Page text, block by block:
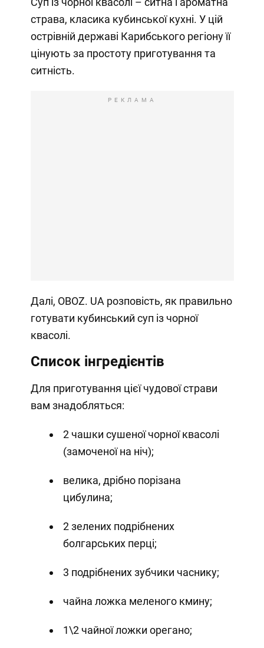
страва, класика кубинської кухні. У цій
острівній державі Карибського регіону її
цінують за простоту приготування та
ситність.
РЕКЛАМА
Далі, OBOZ. UA розповість, як правильно
готувати кубинський суп із чорної
квасолі.
Список інгредієнтів
Для приготування цієї чудової страви
вам знадобляться:
2 чашки сушеної чорної квасолі
(замоченої на ніч);
велика, дрібно порізана
цибулина;
2 зелених подрібнених
болгарських перці;
3 подрібнених зубчики часнику;
чайна ложка меленого кмину;
1\2 чайної ложки орегано;